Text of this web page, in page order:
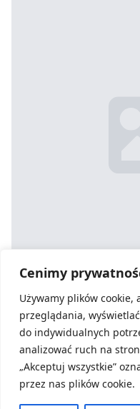
Cenimy
Używamy plików cookie,
przeglądania,
do indywidualnych
analizować ruch na
„Akceptuj wszystkie”
przez nas plików cookie.
26-27.05.2026 r.:
zmian
Dolnego Śląska ”.
6 maja, 2026